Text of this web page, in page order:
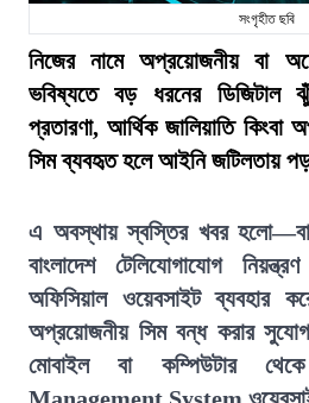
সংগৃহীত ছবি
নিজের নামে অপ্রয়োজনীয় বা
ভবিষ্যতে বড় ধরনের ডিজিটাল
প্রতারণা, আর্থিক জালিয়াতি কিংবা
সিম ব্যবহৃত হলে আইনি জটিলতায়
এ অবস্থায় স্বস্তির খবর
বাংলাদেশ টেলিযোগাযোগ
অফিসিয়াল ওয়েবসাইট ব্যবহার
অপ্রয়োজনীয় সিম বন্ধ করার
মোবাইল বা কম্পিউটার